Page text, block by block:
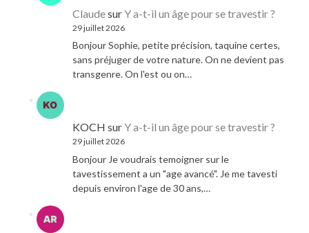
ClaudesurY a-t-il un âge pour se travestir ?
29 juillet 2026
Bonjour Sophie, petite précision, taquine certes,
sans préjuger de votre nature. On ne devient pas
transgenre. On l'est ou on…
KOCH surY a-t-il un âge pour se travestir ?
29 juillet 2026
Bonjour Je voudrais temoigner sur le
tavestissement a un "age avancé". Je me tavesti
depuis environ l'age de 30 ans,…